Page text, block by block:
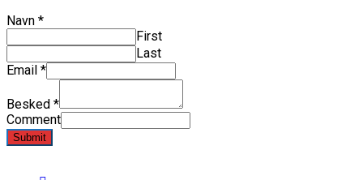
Navn *
First
Last
Email *
Besked *
Comment
Submit